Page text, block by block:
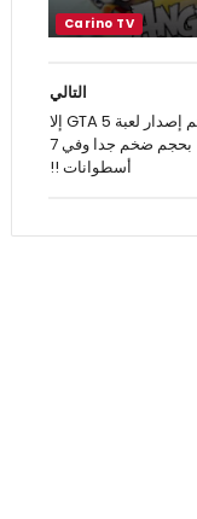
التالي
لن يتم إصدار لعبة GTA 5 إلا
بحجم ضخم جدا وفي 7
أسطوانات !!